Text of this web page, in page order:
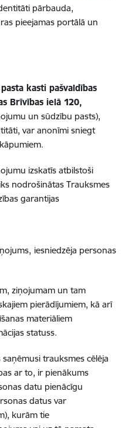
pārbauda,
pieejamas portālā un
kasti pašvaldības
Brīvības ielā 120,
un sūdzību pasts),
var anonīmi sniegt
izskatīs atbilstoši
nodrošinātas Trauksmes
garantijas
iesniedzēja personas
ziņojumam un tam
pierādījumiem, kā arī
materiāliem
statuss.
trauksmes cēlēja
ar to, ir pienākums
datu pienācīgu
datus var
kurām tie